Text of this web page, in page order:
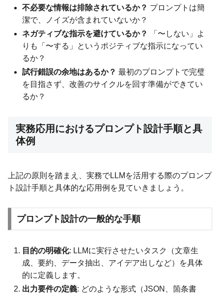
不必要な情報は排除されているか？ プロンプトは簡
潔で、ノイズが含まれていないか？
ネガティブな指示を避けているか？
「〜しない」よ
りも「〜する」というポジティブな指示になってい
るか？
試行錯誤の余地はあるか？ 最初のプロンプトで完璧
を目指さず、改善のサイクルを回す準備ができてい
るか？
実務応用におけるプロンプト設計手順と具
体例
上記の原則を踏まえ、実務でLLMを活用する際のプロンプ
ト設計手順と具体的な応用例を見ていきましょう。
プロンプト設計の一般的な手順
目的の明確化: LLMに実行させたいタスク（文章生
成、要約、データ抽出、アイデア出しなど）を具体
的に定義します。
出力要件の定義: どのような形式（JSON、箇条書